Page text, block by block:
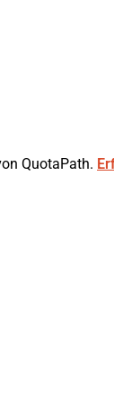
QuotaPath.